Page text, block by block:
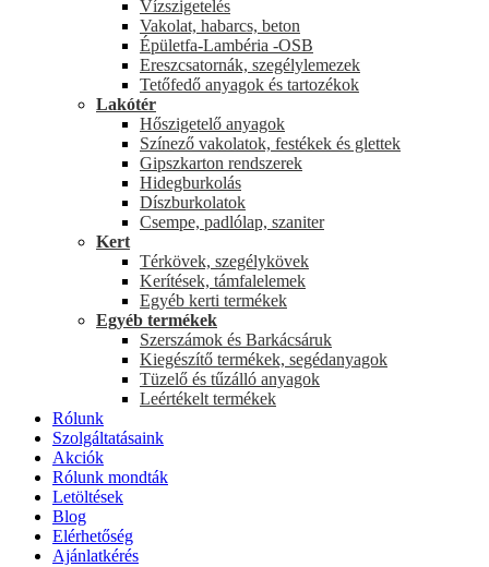
Vízszigetelés
Vakolat, habarcs, beton
Épületfa-Lambéria -OSB
Ereszcsatornák, szegélylemezek
Tetőfedő anyagok és tartozékok
Lakótér
Hőszigetelő anyagok
Színező vakolatok, festékek és glettek
Gipszkarton rendszerek
Hidegburkolás
Díszburkolatok
Csempe, padlólap, szaniter
Kert
Térkövek, szegélykövek
Kerítések, támfalelemek
Egyéb kerti termékek
Egyéb termékek
Szerszámok és Barkácsáruk
Kiegészítő termékek, segédanyagok
Tüzelő és tűzálló anyagok
Leértékelt termékek
Rólunk
Szolgáltatásaink
Akciók
Rólunk mondták
Letöltések
Blog
Elérhetőség
Ajánlatkérés